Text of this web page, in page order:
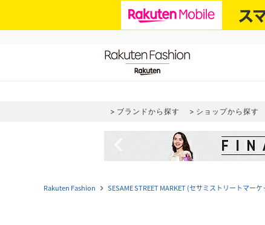
ブランドから探す ショップから探す
Rakuten Fashion navigate_next SESAME STREET MARKET (セサミストリートマーケ